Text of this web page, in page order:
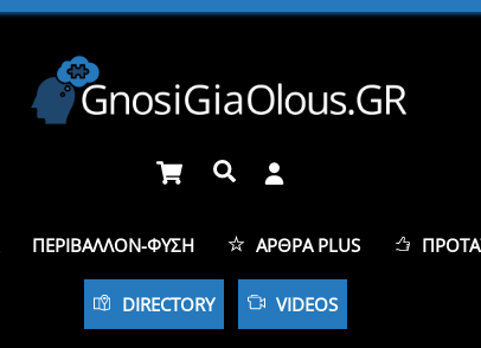
Cart Αναζήτηση
ΠΕΡΙΒΆΛΛΟΝ-ΦΎΣΗ ΆΡΘΡΑ PLUS
DIRECTORY VIDEOS